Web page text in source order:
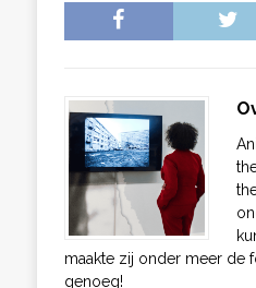
maakte zij onder meer de
genoeg!